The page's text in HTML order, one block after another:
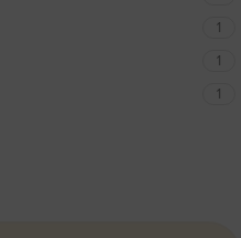
1
1
1